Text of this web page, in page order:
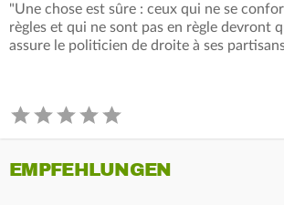
"Une chose est sûre : ceux qui ne se
règles et qui ne sont pas en règle devront
assure le politicien de droite à ses
EMPFEHLUNGEN